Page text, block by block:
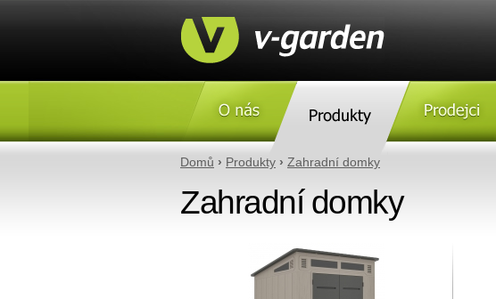
Domů › Produkty › Zahradní domky
Zahradní domky
O nás Produkty Prodejci